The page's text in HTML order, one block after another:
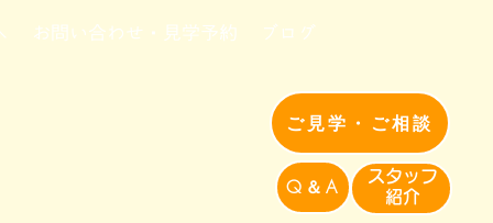
ご見学・ご相談
Q＆A
​スタッフ
紹介​
お問い合わせ・見学予約 ブログ